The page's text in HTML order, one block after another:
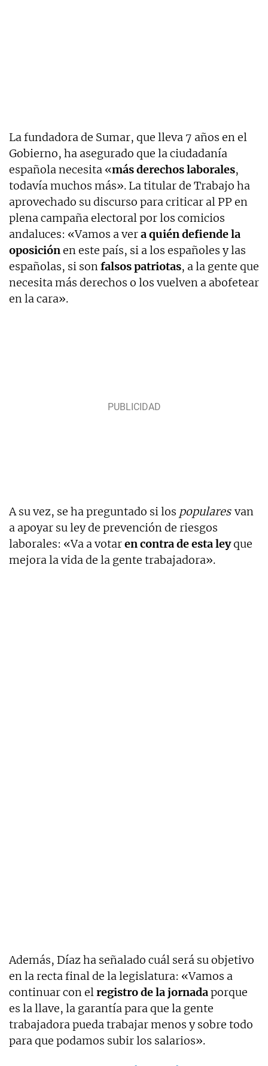
La fundadora de Sumar, que lleva 7 años en el
Gobierno, ha asegurado que la ciudadanía
española necesita «más derechos laborales,
todavía muchos más». La titular de Trabajo ha
aprovechado su discurso para criticar al PP en
plena campaña electoral por los comicios
andaluces: «Vamos a vera quién defiende la
oposiciónen este país, si a los españoles y las
españolas, si sonfalsos patriotas, a la gente que
necesita más derechos o los vuelven a abofetear
en la cara».
A su vez, se ha preguntado si los populares van
a apoyar su ley de prevención de riesgos
laborales: «Va a votaren contra de esta leyque
mejora la vida de la gente trabajadora».
Además, Díaz ha señalado cuál será su objetivo
en la recta final de la legislatura: «Vamos a
continuar con elregistro de la jornadaporque
es la llave, la garantía para que la gente
trabajadora pueda trabajar menos y sobre todo
para que podamos subir los salarios».